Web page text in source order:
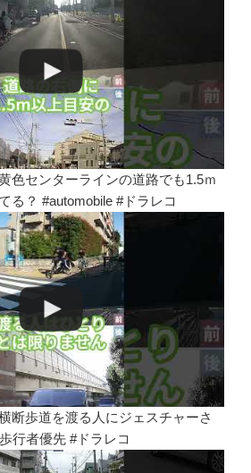
色センターラインの道路でも1.5ｍ
る？ #automobile #ドラレコ
断歩道を渡る人にジェスチャーさ
行者優先 #ドラレコ